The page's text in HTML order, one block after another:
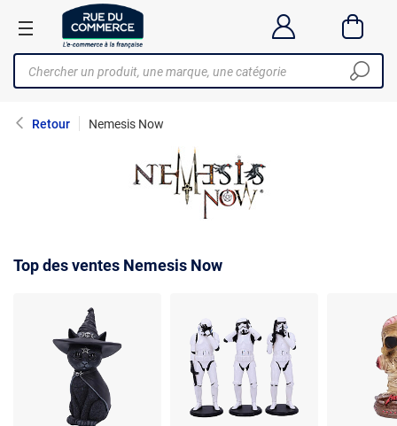
Retour Nemesis Now
Top des ventes Nemesis Now